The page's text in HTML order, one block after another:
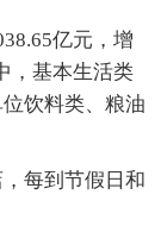
亿元，增
，基本生活类
饮料类、粮油
每到节假日和